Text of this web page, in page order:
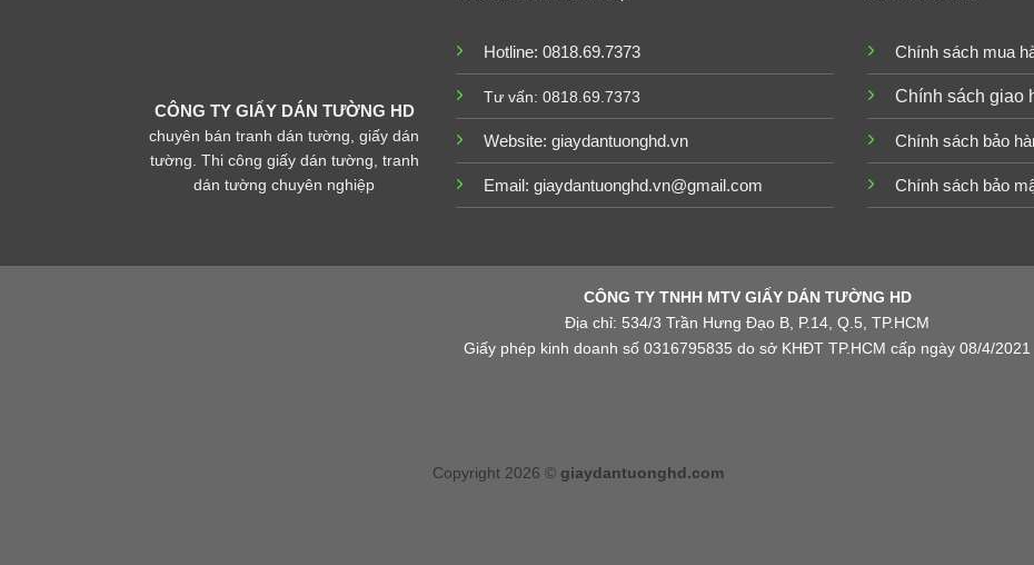
CÔNG TY GIẤY DÁN TƯỜNG HD
chuyên bán tranh dán tường, giấy dán
tường. Thi công giấy dán tường, tranh
dán tường chuyên nghiệp
Hotline: 0818.69.7373
Tư vấn: 0818.69.7373
Website: giaydantuonghd.vn
Email: giaydantuonghd.vn@gmail.com
Chính sách mua
Chính sách giao
Chính sách bảo
Chính sách bảo
CÔNG TY TNHH MTV GIẤY DÁN TƯỜNG HD
Địa chỉ: 534/3 Trần Hưng Đạo B, P.14, Q.5, TP.HCM
Giấy phép kinh doanh số 0316795835 do sở KHĐT TP.HCM cấp ngày 08/4/2021
Copyright 2026 © giaydantuonghd.com